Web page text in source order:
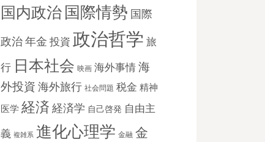
国内政治 国際情勢 国際
政治 年金 投資 政治哲学 旅
行 日本社会 映画 海外事情 海
外投資 海外旅行 社会問題 税金 精神
医学 経済 経済学 自己啓発 自由主
義 複雑系 進化心理学 金融 金